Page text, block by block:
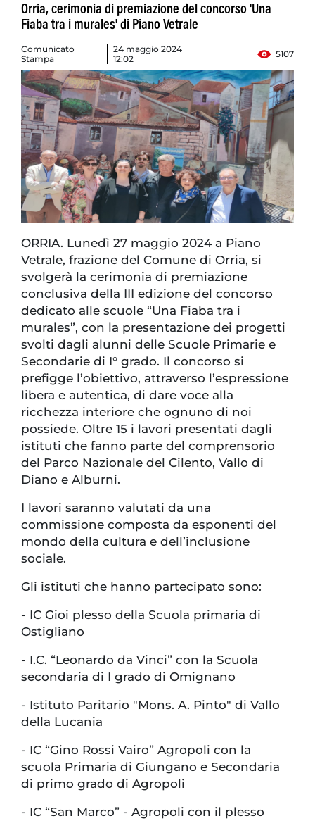
Orria, cerimonia di premiazione del concorso 'Una
Fiaba tra i murales' di Piano Vetrale
Comunicato
Stampa
24 maggio 2024
12:02
5107
ORRIA. Lunedì 27 maggio 2024 a Piano
Vetrale, frazione del Comune di Orria, si
svolgerà la cerimonia di premiazione
conclusiva della III edizione del concorso
dedicato alle scuole “Una Fiaba tra i
murales”, con la presentazione dei progetti
svolti dagli alunni delle Scuole Primarie e
Secondarie di I° grado. Il concorso si
prefigge l’obiettivo, attraverso l’espressione
libera e autentica, di dare voce alla
ricchezza interiore che ognuno di noi
possiede. Oltre 15 i lavori presentati dagli
istituti che fanno parte del comprensorio
del Parco Nazionale del Cilento, Vallo di
Diano e Alburni.
I lavori saranno valutati da una
commissione composta da esponenti del
mondo della cultura e dell’inclusione
sociale.
Gli istituti che hanno partecipato sono:
- IC Gioi plesso della Scuola primaria di
Ostigliano
- I.C. “Leonardo da Vinci” con la Scuola
secondaria di I grado di Omignano
- Istituto Paritario "Mons. A. Pinto" di Vallo
della Lucania
- IC “Gino Rossi Vairo” Agropoli con la
scuola Primaria di Giungano e Secondaria
di primo grado di Agropoli
- IC “San Marco” - Agropoli con il plesso